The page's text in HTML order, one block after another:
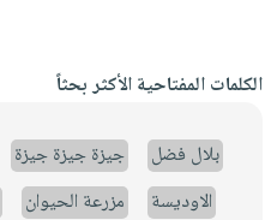
الكلمات المفتاحية الأكثر بحثاً
بلال فضل جيزة جيزة جيزة
الاوديسة
مزرعة الحيوان